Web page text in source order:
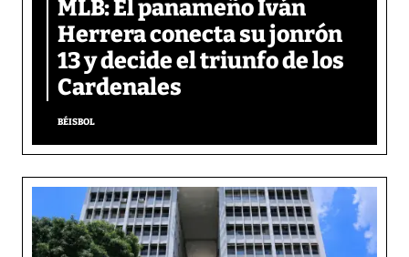
MLB: El panameño Iván
Herrera conecta su jonrón
13 y decide el triunfo de los
Cardenales
BÉISBOL